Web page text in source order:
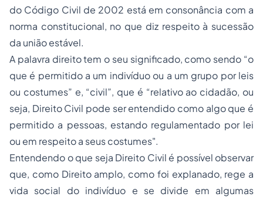
do Código Civil de 2002 está em consonância com a
norma constitucional, no que diz respeito à sucessão
da união estável.
A palavra direito tem o seu significado, como sendo “o
que é permitido a um indivíduo ou a um grupo por leis
ou costumes” e, “civil”, que é “relativo ao cidadão, ou
seja, Direito Civil pode ser entendido como algo que é
permitido a pessoas, estando regulamentado por lei
ou em respeito a seus costumes".
Entendendo o que seja Direito Civil é possível observar
que, como Direito amplo, como foi explanado, rege a
vida social do indivíduo e se divide em algumas